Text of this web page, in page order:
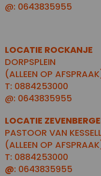
@: 0643835955
LOCATIE ROCKANJE
DORPSPLEIN
(ALLEEN OP
T: 0884253000
@: 0643835955
LOCATIE
PASTOOR VAN
(ALLEEN OP
T: 0884253000
@: 0643835955